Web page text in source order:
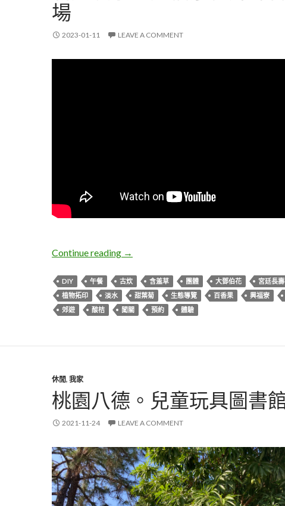
場
2023-01-11 LEAVE A COMMENT
Continue reading 新北淡水。興福寮花卉綜合農場
→
DIY 午餐 古炊 含羞草 團體 大鄧伯花
宮廷長
植物拓印
淡水 甜葉菊 生態導覽 百香果
興福寮
郊遊
酸桔 闖關 預約 體驗
休閒, 我家
桃園八德。兒童玩具圖書
2021-11-24 LEAVE A COMMENT